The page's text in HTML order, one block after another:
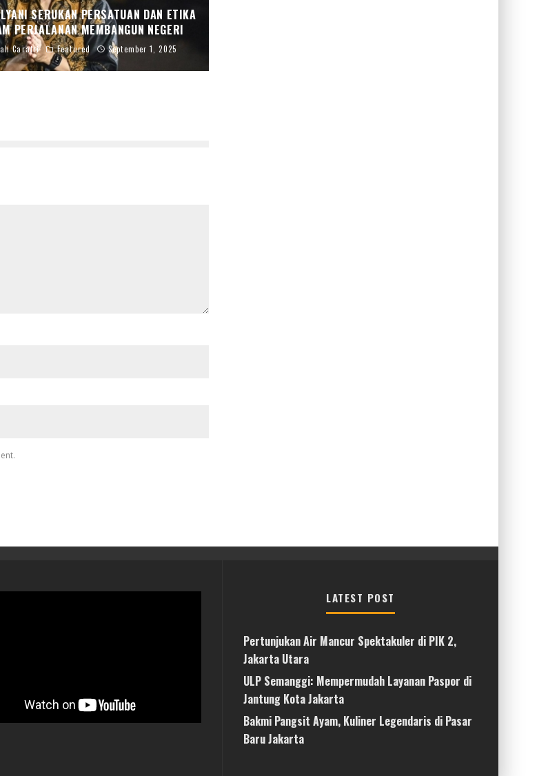
SERUKAN PERSATUAN DAN ETIKA
PERJALANAN MEMBANGUN NEGERI
Caratri Featured September 1, 2025
LATEST POST
Pertunjukan Air Mancur Spektakuler di PIK 2,
Jakarta Utara
ULP Semanggi: Mempermudah Layanan Paspor di
Jantung Kota Jakarta
Bakmi Pangsit Ayam, Kuliner Legendaris di Pasar
Baru Jakarta